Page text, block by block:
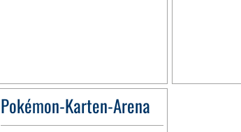
Pokémon-Karten-Arena